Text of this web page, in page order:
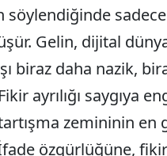
Ardahan
Iğdır
Yalova
Karabük
Kilis
söylendiğinde
Gelin, dijital
biraz daha nazik,
ayrılığı saygıya
zemininin en
özgürlüğüne, fikir